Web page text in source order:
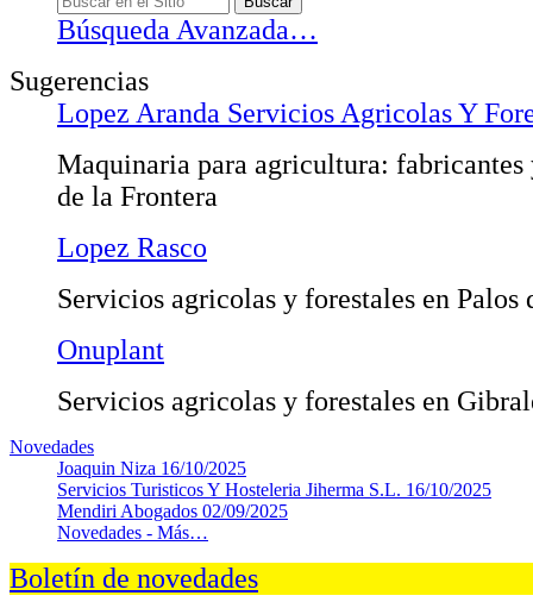
Búsqueda Avanzada…
Sugerencias
Lopez Aranda Servicios Agricolas Y
Maquinaria para agricultura: fabricantes
de la Frontera
Lopez Rasco
Servicios agricolas y forestales en Palos
Onuplant
Servicios agricolas y forestales en
Novedades
Joaquin Niza 16/10/2025
Servicios Turisticos Y Hosteleria Jiherma S.L. 16/10/2025
Mendiri Abogados 02/09/2025
Novedades - Más…
Boletín de novedades